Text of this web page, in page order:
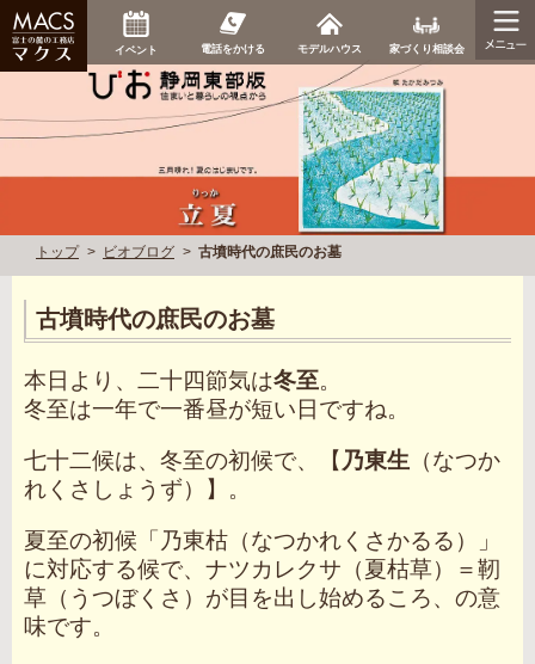
イベント 電話をかける モデルハウス 家づくり相談会
トップ ビオブログ 古墳時代の庶民のお墓
古墳時代の庶民のお墓
本日より、二十四節気は冬至。
冬至は一年で一番昼が短い日ですね。
七十二候は、冬至の初候で、【 乃東生 （なつか
れくさしょうず）】。
夏至の初候「乃東枯（なつかれくさかるる）」
に対応する候で、ナツカレクサ（夏枯草）＝靭
草（うつぼくさ）が目を出し始めるころ、の意
味です。